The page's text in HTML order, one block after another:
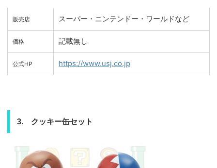
販売店 スーパー・ニンテンドー・ワールドなど
価格 記載無し
公式HP https://www.usj.co.jp
3. クッキー缶セット